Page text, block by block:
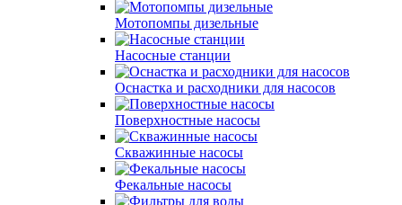
Мотопомпы дизельные
Насосные станции
Оснастка и расходники для насосов
Поверхностные насосы
Скважинные насосы
Фекальные насосы